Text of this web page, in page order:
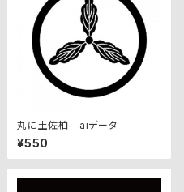
丸に土佐柏 aiデータ
¥550